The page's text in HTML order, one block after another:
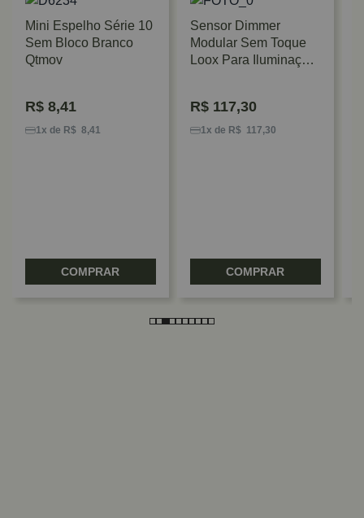
Mini Espelho Série 10
Sem Bloco Branco
Qtmov
R$ 8,41
1x de R$ 8,41
COMPRAR
Sensor Dimmer
Modular Sem Toque
Loox Para Iluminação
R$ 117,30
1x de R$ 117,30
COMPRAR